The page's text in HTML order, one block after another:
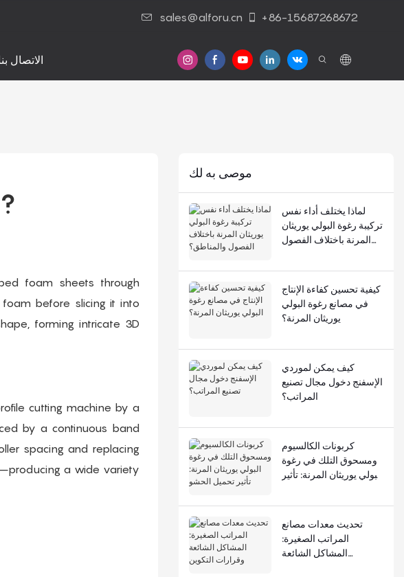
sales@alforu.cn +86-15687268672
الاتصال
foam sheets through
foam before slicing it into
forming intricate 3D
cutting machine by a
by a continuous band
spacing and replacing
a wide variety
موصى به لك
لماذا يختلف أداء نفس
تركيبة رغوة البولي يوريثان
المرنة باختلاف الفصول
كيفية تحسين كفاءة الإنتاج
في مصانع رغوة البولي
يوريثان المرنة؟
كيف يمكن لموردي
الإسفنج دخول مجال تصنيع
المراتب؟
كربونات الكالسيوم
ومسحوق التلك في رغوة
البولي يوريثان المرنة: تأثير
تحديث معدات مصانع
المراتب الصغيرة:
المشاكل الشائعة